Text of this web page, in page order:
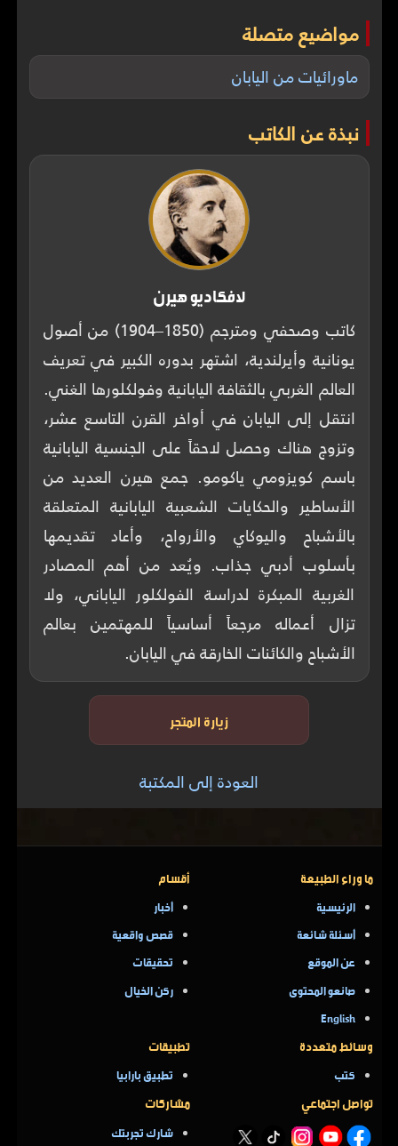
مواضيع متصلة
ماورائيات من اليابان
نبذة عن الكاتب
لافكاديو هيرن
كاتب وصحفي ومترجم (1850–1904) من أصول
يونانية وأيرلندية، اشتهر بدوره الكبير في تعريف
العالم الغربي بالثقافة اليابانية وفولكلورها الغني.
انتقل إلى اليابان في أواخر القرن التاسع عشر،
وتزوج هناك وحصل لاحقاً على الجنسية اليابانية
باسم كويزومي ياكومو. جمع هيرن العديد من
الأساطير والحكايات الشعبية اليابانية المتعلقة
بالأشباح واليوكاي والأرواح، وأعاد تقديمها
بأسلوب أدبي جذاب. ويُعد من أهم المصادر
الغربية المبكرة لدراسة الفولكلور الياباني، ولا
تزال أعماله مرجعاً أساسياً للمهتمين بعالم
الأشباح والكائنات الخارقة في اليابان.
زيارة المتجر
العودة إلى المكتبة
ما وراء الطبيعة
الرئيسية
أسئلة شائعة
عن الموقع
صانعو المحتوى
English
أقسام
أخبار
قصص واقعية
تحقيقات
ركن الخيال
وسائط متعددة
كتب
تطبيقات
تطبيق بارابيا
تواصل اجتماعي مشاركات
شارك تجربتك